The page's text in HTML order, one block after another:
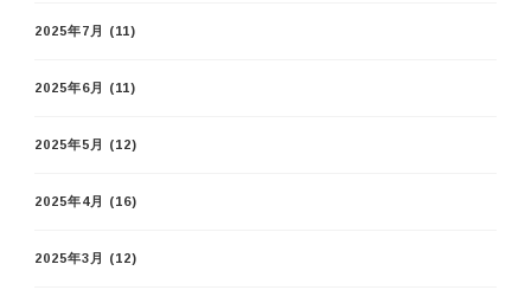
2025年7月 (11)
2025年6月 (11)
2025年5月 (12)
2025年4月 (16)
2025年3月 (12)